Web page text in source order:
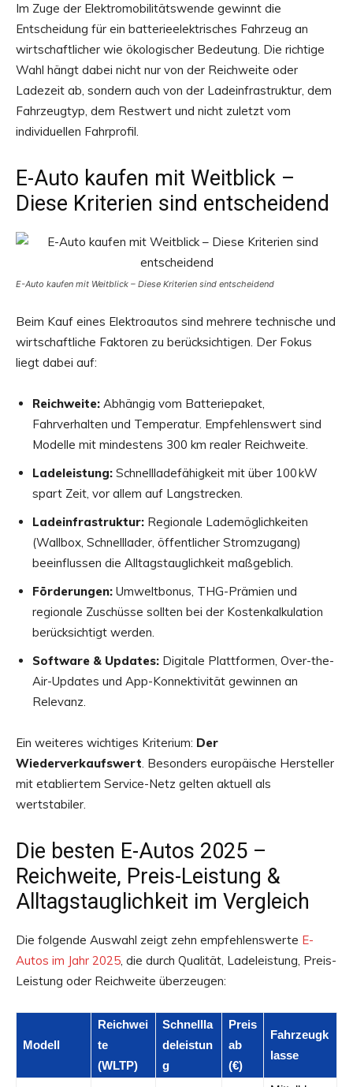
Im Zuge der Elektromobilitätswende gewinnt die
Entscheidung für ein batterieelektrisches Fahrzeug an
wirtschaftlicher wie ökologischer Bedeutung. Die richtige
Wahl hängt dabei nicht nur von der Reichweite oder
Ladezeit ab, sondern auch von der Ladeinfrastruktur, dem
Fahrzeugtyp, dem Restwert und nicht zuletzt vom
individuellen Fahrprofil.
E-Auto kaufen mit Weitblick –
Diese Kriterien sind entscheidend
E-Auto kaufen mit Weitblick – Diese Kriterien sind entscheidend
Beim Kauf eines Elektroautos sind mehrere technische und
wirtschaftliche Faktoren zu berücksichtigen. Der Fokus
liegt dabei auf:
Reichweite: Abhängig vom Batteriepaket,
Fahrverhalten und Temperatur. Empfehlenswert sind
Modelle mit mindestens 300 km realer Reichweite.
Ladeleistung: Schnellladefähigkeit mit über 100 kW
spart Zeit, vor allem auf Langstrecken.
Ladeinfrastruktur: Regionale Lademöglichkeiten
(Wallbox, Schnelllader, öffentlicher Stromzugang)
beeinflussen die Alltagstauglichkeit maßgeblich.
Förderungen: Umweltbonus, THG-Prämien und
regionale Zuschüsse sollten bei der Kostenkalkulation
berücksichtigt werden.
Software & Updates: Digitale Plattformen, Over-the-
Air-Updates und App-Konnektivität gewinnen an
Relevanz.
Ein weiteres wichtiges Kriterium: Der
Wiederverkaufswert. Besonders europäische Hersteller
mit etabliertem Service-Netz gelten aktuell als
wertstabiler.
Die besten E-Autos 2025 –
Reichweite, Preis-Leistung &
Alltagstauglichkeit im Vergleich
Die folgende Auswahl zeigt zehn empfehlenswerte E-
Autos im Jahr 2025, die durch Qualität, Ladeleistung, Preis-
Leistung oder Reichweite überzeugen:
Modell
Reichwei
te
(WLTP)
Schnellla
deleistun
g
Preis
ab
(€)
Fahrzeugk
lasse